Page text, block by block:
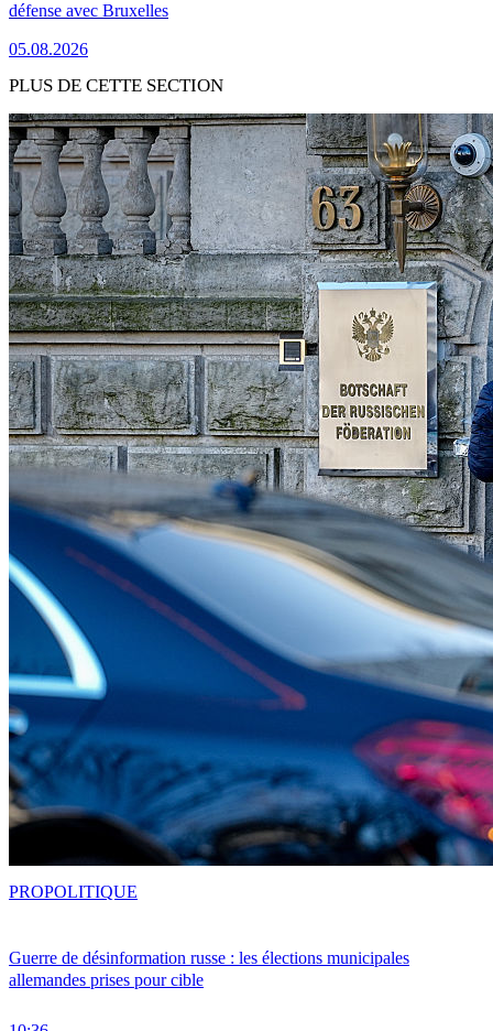
défense avec Bruxelles
05.08.2026
PLUS DE CETTE SECTION
Guerre de désinformation russe : les élections municipales
allemandes prises pour cible
PROPOLITIQUE